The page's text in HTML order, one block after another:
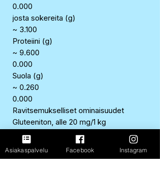
0.000
josta sokereita (g)
~ 3.100
Proteiini (g)
~ 9.600
0.000
Suola (g)
~ 0.260
0.000
Ravitsemukselliset ominaisuudet
Gluteeniton, alle 20 mg/1 kg
Runsaasti proteiinia sisältävä
Rasvaton
Alkuperämaa/valmistusmaa
Asiakaspalvelu Facebook Instagram